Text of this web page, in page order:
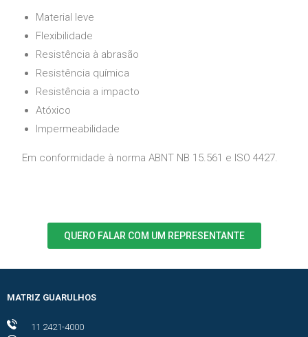
Material leve
Flexibilidade
Resistência à abrasão
Resistência química
Resistência a impacto
Atóxico
Impermeabilidade
Em conformidade à norma ABNT NB 15.561 e ISO 4427.
QUERO FALAR COM UM REPRESENTANTE
MATRIZ GUARULHOS
11 2421-4000